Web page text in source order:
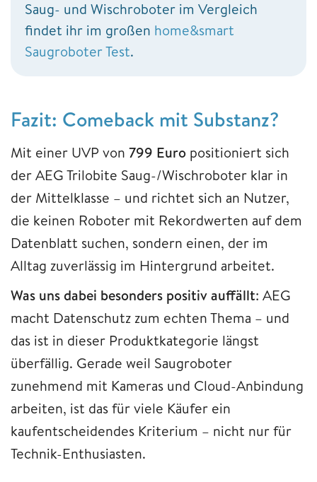
Saug- und Wischroboter im Vergleich
findet ihr im großen home&smart
Saugroboter Test.
Fazit: Comeback mit Substanz?
Mit einer UVP von 799 Euro positioniert sich
der AEG Trilobite Saug-/Wischroboter klar in
der Mittelklasse – und richtet sich an Nutzer,
die keinen Roboter mit Rekordwerten auf dem
Datenblatt suchen, sondern einen, der im
Alltag zuverlässig im Hintergrund arbeitet.
Was uns dabei besonders positiv auffällt: AEG
macht Datenschutz zum echten Thema – und
das ist in dieser Produktkategorie längst
überfällig. Gerade weil Saugroboter
zunehmend mit Kameras und Cloud-Anbindung
arbeiten, ist das für viele Käufer ein
kaufentscheidendes Kriterium – nicht nur für
Technik-Enthusiasten.